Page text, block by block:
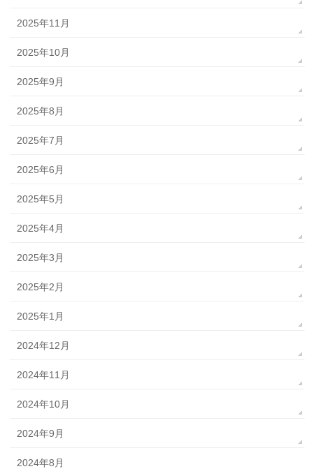
2025年11月
2025年10月
2025年9月
2025年8月
2025年7月
2025年6月
2025年5月
2025年4月
2025年3月
2025年2月
2025年1月
2024年12月
2024年11月
2024年10月
2024年9月
2024年8月